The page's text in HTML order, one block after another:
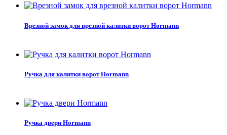
Врезной замок для врезной калитки ворот Hormann
Ручка для калитки ворот Hormann
Ручка двери Hormann